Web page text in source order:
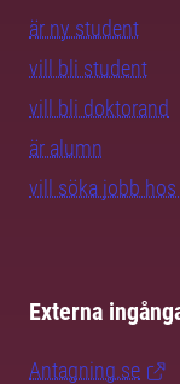
är ny student
vill bli student
vill bli doktorand
är alumn
vill söka jobb hos
Externa
Antagning.se